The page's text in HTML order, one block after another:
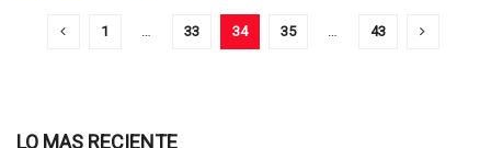
1 … 33 34 35 … 43
LO MAS RECIENTE